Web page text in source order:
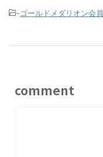
-ゴールドメダリオン会員
comment